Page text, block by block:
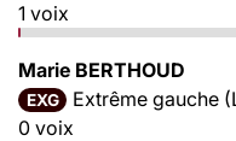
1 voix
Marie BERTHOUD
EXG
Extrême gauche
0 voix